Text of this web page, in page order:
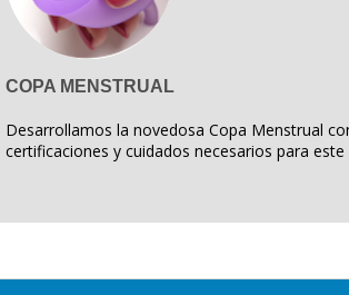
COPA MENSTRUAL
Desarrollamos la novedosa Copa Menstrual
certificaciones y cuidados necesarios para